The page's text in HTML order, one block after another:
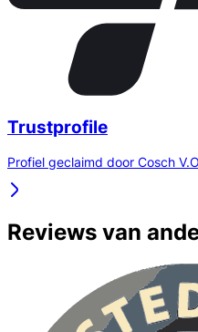
Trustprofile
Profiel geclaimd door Cosch
Reviews van